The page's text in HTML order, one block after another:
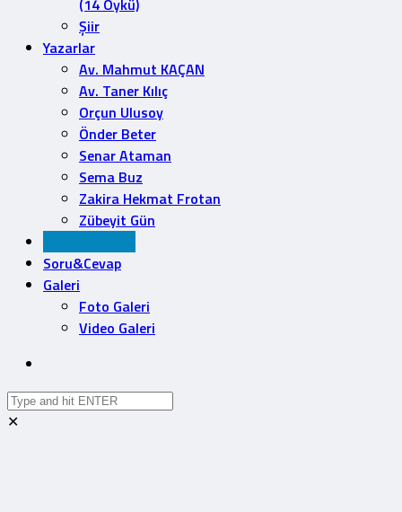
(14 Öykü)
Şiir
Yazarlar
Av. Mahmut KAÇAN
Av. Taner Kılıç
Orçun Ulusoy
Önder Beter
Senar Ataman
Sema Buz
Zakira Hekmat Frotan
Zübeyit Gün
Soru&Cevap
Galeri
Foto Galeri
Video Galeri
✕